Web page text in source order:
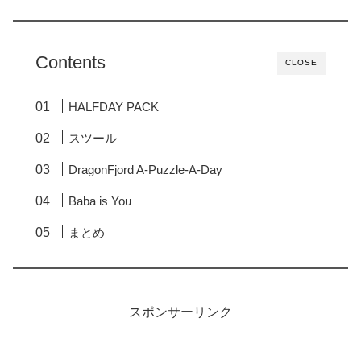
CLOSE
Contents
HALFDAY PACK
スツール
DragonFjord A-Puzzle-A-Day
Baba is You
まとめ
スポンサーリンク